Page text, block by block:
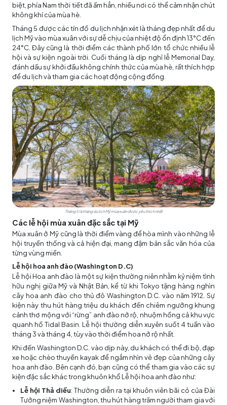
biệt, phía Nam thời tiết đã ấm hẳn, nhiều nơi có thể cảm nhận chút
không khí của mùa hè.
Tháng 5 được các tín đồ du lịch nhận xét là tháng đẹp nhất để du
lịch Mỹ vào mùa xuân với sự dễ chịu của nhiệt độ ổn định 13°C đến
24°C. Đây cũng là thời điểm các thành phố lớn tổ chức nhiều lễ
hội và sự kiện ngoài trời. Cuối tháng là dịp nghỉ lễ Memorial Day,
đánh dấu sự khởi đầu không chính thức của mùa hè, rất thích hợp
để du lịch và tham gia các hoạt động cộng đồng.
Tháng 5 là tháng du lịch Mỹ mùa xuân được yêu thích nhất
Các lễ hội mùa xuân đặc sắc tại Mỹ
Mùa xuân ở Mỹ cũng là thời điểm vàng để hòa mình vào những lễ
hội truyền thống và cả hiện đại, mang đậm bản sắc văn hóa của
từng vùng miền.
Lễ hội hoa anh đào (Washington D.C)
Lễ hội Hoa anh đào là một sự kiện thường niên nhằm kỷ niệm tình
hữu nghị giữa Mỹ và Nhật Bản, kể từ khi Tokyo tặng hàng nghìn
cây hoa anh đào cho thủ đô Washington D.C. vào năm 1912. Sự
kiện này thu hút hàng triệu du khách đến chiêm ngưỡng khung
cảnh thơ mộng với “rừng” anh đào nở rộ, nhuộm hồng cả khu vực
quanh hồ Tidal Basin. Lễ hội thường diễn xuyên suốt 4 tuần vào
tháng 3 và tháng 4, tùy vào thời điểm hoa nở rộ nhất.
Khi đến Washington D.C. vào dịp này, du khách có thể đi bộ, đạp
xe hoặc chèo thuyền kayak để ngắm nhìn vẻ đẹp của những cây
hoa anh đào. Bên cạnh đó, bạn cũng có thể tham gia vào các sự
kiện đặc sắc khác trong khuôn khổ Lễ hội hoa anh đào như:
Lễ hội Thả diều: Thường diễn ra tại khuôn viên bãi cỏ của Đài
Tưởng niệm Washington, thu hút hàng trăm người tham gia với